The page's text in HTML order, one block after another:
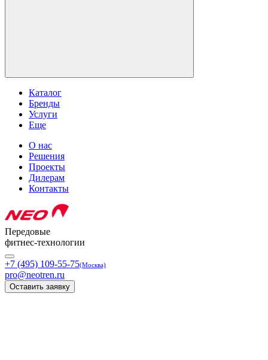
Каталог
Бренды
Услуги
Еще
О нас
Решения
Проекты
Дилерам
Контакты
Передовые
фитнес-технологии
+7 (495) 109-55-75(Москва)
pro@neotren.ru
Оставить заявку